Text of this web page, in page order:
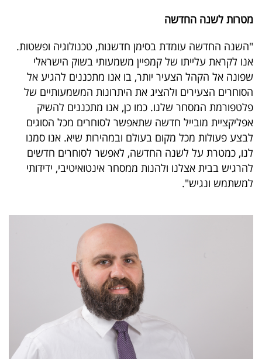
מטרות לשנה החדשה
"השנה החדשה עומדת בסימן חדשנות, טכנולוגיה ופשטות.
אנו לקראת עלייתו של קמפיין משמעותי בשוק הישראלי
שפונה אל הקהל הצעיר יותר, בו אנו מתכננים להגיע אל
הסוחרים הצעירים ולהציג את היתרונות המשמעותיים של
פלטפורמת המסחר שלנו. כמו כן, אנו מתכננים להשיק
אפליקציית מובייל חדשה שתאפשר לסוחרים מכל הסוגים
לבצע פעולות מכל מקום בעולם ובמהירות שיא. אנו סמנו
לנו, כמטרת על לשנה החדשה, לאפשר לסוחרים חדשים
להרגיש בבית אצלנו ולהנות ממסחר אינטואיטיבי, ידידותי
למשתמש ונגיש".